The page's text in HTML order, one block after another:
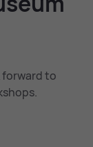
forward to